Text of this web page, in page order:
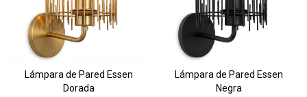
Lámpara de Pared Essen
Dorada
Lámpara de Pared Essen
Negra